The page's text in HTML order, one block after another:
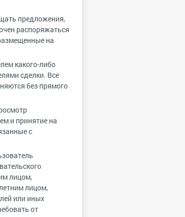
предложения,
распоряжаться
на
какого-либо
сделки. Все
без прямого
и принятие на
с
лицом,
лицом,
или иных
от